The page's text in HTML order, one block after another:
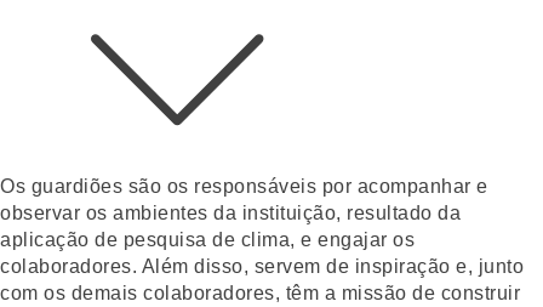
Os guardiões são os responsáveis por acompanhar e
observar os ambientes da instituição, resultado da
aplicação de pesquisa de clima, e engajar os
colaboradores. Além disso, servem de inspiração e, junto
com os demais colaboradores, têm a missão de construir